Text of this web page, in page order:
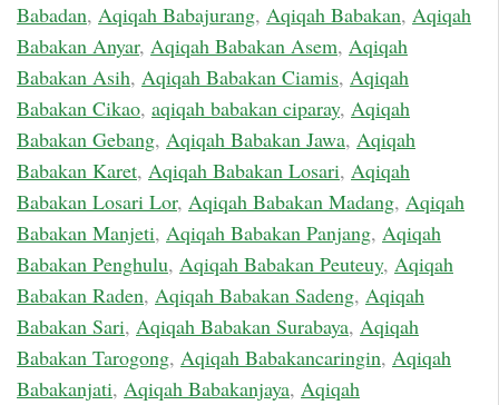
Babadan, Aqiqah Babajurang, Aqiqah Babakan, Aqiqah
Babakan Anyar, Aqiqah Babakan Asem, Aqiqah
Babakan Asih, Aqiqah Babakan Ciamis, Aqiqah
Babakan Cikao, aqiqah babakan ciparay, Aqiqah
Babakan Gebang, Aqiqah Babakan Jawa, Aqiqah
Babakan Karet, Aqiqah Babakan Losari, Aqiqah
Babakan Losari Lor, Aqiqah Babakan Madang, Aqiqah
Babakan Manjeti, Aqiqah Babakan Panjang, Aqiqah
Babakan Penghulu, Aqiqah Babakan Peuteuy, Aqiqah
Babakan Raden, Aqiqah Babakan Sadeng, Aqiqah
Babakan Sari, Aqiqah Babakan Surabaya, Aqiqah
Babakan Tarogong, Aqiqah Babakancaringin, Aqiqah
Babakanjati, Aqiqah Babakanjaya, Aqiqah